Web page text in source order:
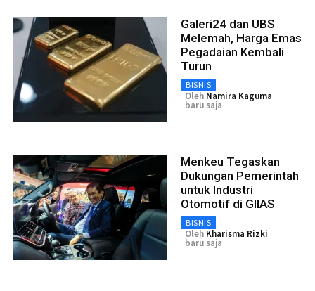
Galeri24 dan UBS
Melemah, Harga Emas
Pegadaian Kembali
Turun
BISNIS
Oleh Namira Kaguma
baru saja
Menkeu Tegaskan
Dukungan Pemerintah
untuk Industri
Otomotif di GIIAS
BISNIS
Oleh Kharisma Rizki
baru saja